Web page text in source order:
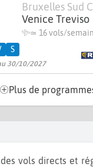
Bruxelles Sud
Venice Treviso
≃ 16 vols/
30/10/2027
S
Plus de
vols directs et